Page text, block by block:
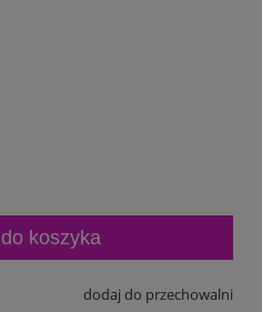
do koszyka
dodaj do przechowalni